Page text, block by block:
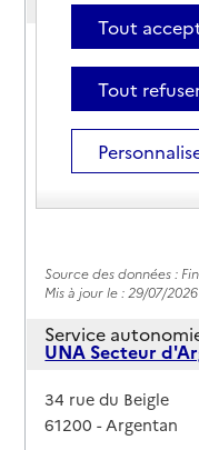
Adresse
21 rue Ferdinand
-Argentan
07 63 77 38 25
Contact
Rapport HAS
Source des données :
Mis à jour le : 29/07/2026
Service
UNA Secteur
Adresse
34 rue du Beigle
61200-Argentan
Tout
Tout